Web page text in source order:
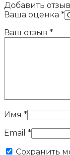
Добавить отзыв
Ваша оценка *
Ваш отзыв *
Имя *
Email *
Сохранить